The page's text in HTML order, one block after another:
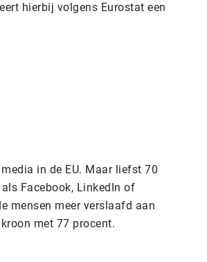
hierbij volgens Eurostat een
in de EU. Maar liefst 70
Facebook, LinkedIn of
mensen meer verslaafd aan
met 77 procent.